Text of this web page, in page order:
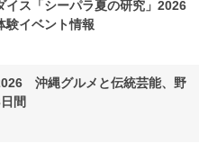
イス「シーパラ夏の研究」2026
験イベント情報
沖縄グルメと伝統芸能、野
間